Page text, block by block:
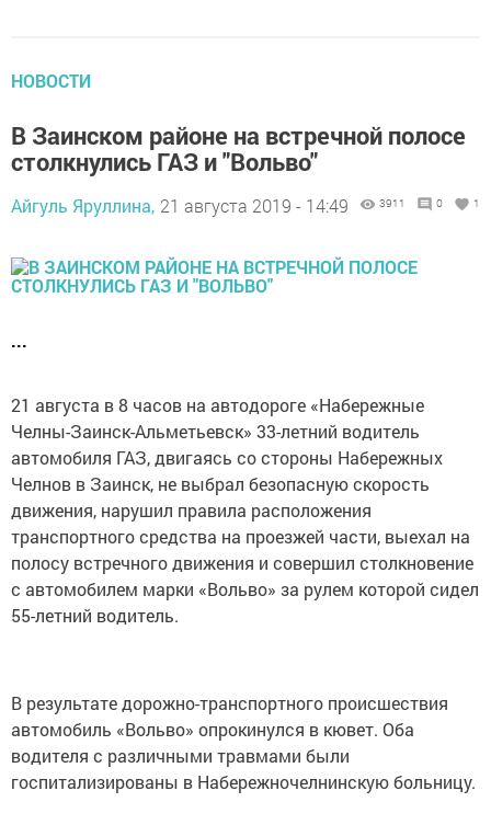
НОВОСТИ
В Заинском районе на встречной полосе
столкнулись ГАЗ и "Вольво"
Айгуль Яруллина, 21 августа 2019 - 14:49 3911 0 1
...
21 августа в 8 часов на автодороге «Набережные
Челны-Заинск-Альметьевск» 33-летний водитель
автомобиля ГАЗ, двигаясь со стороны Набережных
Челнов в Заинск, не выбрал безопасную скорость
движения, нарушил правила расположения
транспортного средства на проезжей части, выехал на
полосу встречного движения и совершил столкновение
с автомобилем марки «Вольво» за рулем которой сидел
55-летний водитель.
В результате дорожно-транспортного происшествия
автомобиль «Вольво» опрокинулся в кювет. Оба
водителя с различными травмами были
госпитализированы в Набережночелнинскую больницу.